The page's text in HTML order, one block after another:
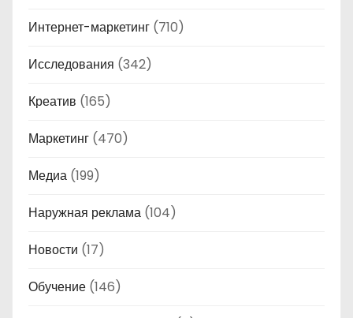
Интернет-маркетинг (710)
Исследования (342)
Креатив (165)
Маркетинг (470)
Медиа (199)
Наружная реклама (104)
Новости (17)
Обучение (146)